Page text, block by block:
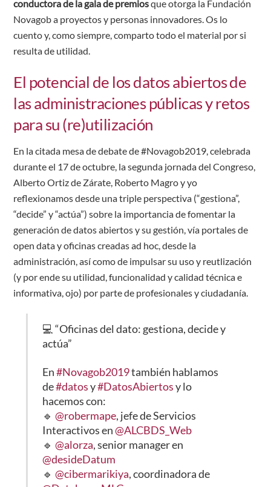
conductora de la gala de premiosque otorga la Fundación
Novagob a proyectos y personas innovadores. Os lo
cuento y, como siempre, comparto todo el material por si
resulta de utilidad.
El potencial de los datos abiertos de
las administraciones públicas y retos
para su (re)utilización
En la citada mesa de debate de #Novagob2019, celebrada
durante el 17 de octubre, la segunda jornada del Congreso,
Alberto Ortiz de Zárate, Roberto Magro y yo
reflexionamos desde una triple perspectiva (“gestiona”,
“decide” y “actúa”) sobre la importancia de fomentar la
generación de datos abiertos y su gestión, vía portales de
open data y oficinas creadas ad hoc, desde la
administración, así como de impulsar su uso y reutlización
(y por ende su utilidad, funcionalidad y calidad técnica e
informativa, ojo) por parte de profesionales y ciudadanía.
💻 “Oficinas del dato: gestiona, decide y
actúa”
En#Novagob2019también hablamos
de#datosy#DatosAbiertosy lo
hacemos con:
🔹@robermape, jefe de Servicios
Interactivos en@ALCBDS_Web
🔹@alorza, senior manager en
@desideDatum
🔹@cibermarikiya, coordinadora de